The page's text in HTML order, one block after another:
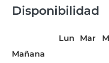
Disponibilidad
Lun Mar
Mañana